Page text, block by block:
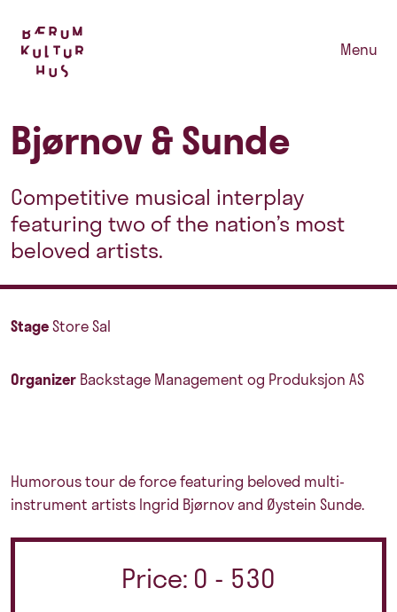
Menu
Bjørnov & Sunde
Competitive musical interplay
featuring two of the nation’s most
beloved artists.
StageStore Sal
Organizer Backstage Management og Produksjon AS
Humorous tour de force featuring beloved multi-
instrument artists Ingrid Bjørnov and Øystein Sunde.
Price: 0 - 530